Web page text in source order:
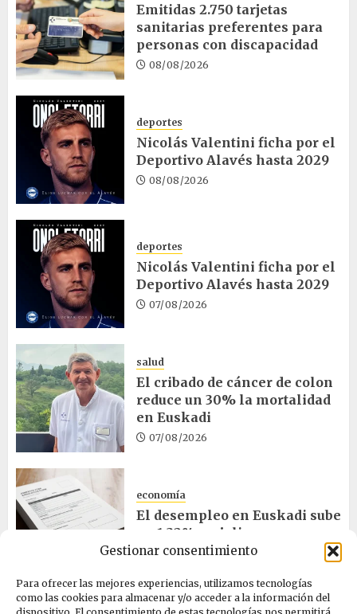
Gestionar consentimiento
Para ofrecer las mejores experiencias, utilizamos tecnologías
como las cookies para almacenar y/o acceder a la información del
Emitidas 2.750 tarjetas
sanitarias preferentes para
personas con discapacidad
08/08/2026
deportes
Nicolás Valentini ficha por el
Deportivo Alavés hasta 2029
08/08/2026
deportes
Nicolás Valentini ficha por el
Deportivo Alavés hasta 2029
07/08/2026
salud
El cribado de cáncer de colon
reduce un 30% la mortalidad
en Euskadi
07/08/2026
economía
El desempleo en Euskadi sube
un 1,32% en julio
06/08/2026
salud